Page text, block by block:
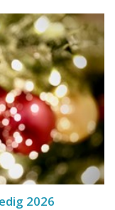
2026